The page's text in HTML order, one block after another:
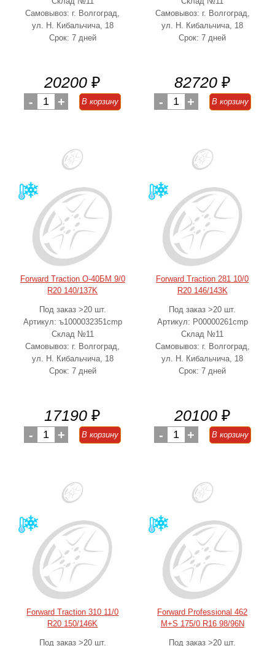
Самовывоз: г. Волгоград,
ул. Н. Кибальчича, 18
Срок: 7 дней
20200 ₽
- 1 + В корзину
Самовывоз: г. Волгоград,
ул. Н. Кибальчича, 18
Срок: 7 дней
82720 ₽
- 1 + В корзину
Forward Traction О-40БМ 9/0
R20 140/137K
Под заказ >20 шт.
Артикул: ъ1000032351cmp
Склад №11
Самовывоз: г. Волгоград,
ул. Н. Кибальчича, 18
Срок: 7 дней
17190 ₽
- 1 + В корзину
Forward Traction 281 10/0
R20 146/143K
Под заказ >20 шт.
Артикул: Р00000261cmp
Склад №11
Самовывоз: г. Волгоград,
ул. Н. Кибальчича, 18
Срок: 7 дней
20100 ₽
- 1 + В корзину
Forward Traction 310 11/0
R20 150/146K
Под заказ >20 шт.
Forward Professional 462
M+S 175/0 R16 98/96N
Под заказ >20 шт.